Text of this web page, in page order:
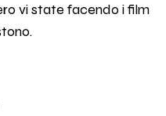
vi state facendo i film